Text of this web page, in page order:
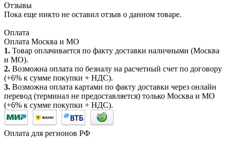
Отзывы
Пока еще никто не оставил отзыв о данном товаре.
Оплата
Оплата Москва и МО
1. Товар оплачивается по факту доставки наличными (Москва
и МО).
2. Возможна оплата по безналу на расчетный счет по договору
(+6% к сумме покупки + НДС).
3. Возможна оплата картами по факту доставки через онлайн
перевод (терминал не предоставляется) только Москва и МО
(+6% к сумме покупки + НДС).
Оплата для регионов РФ